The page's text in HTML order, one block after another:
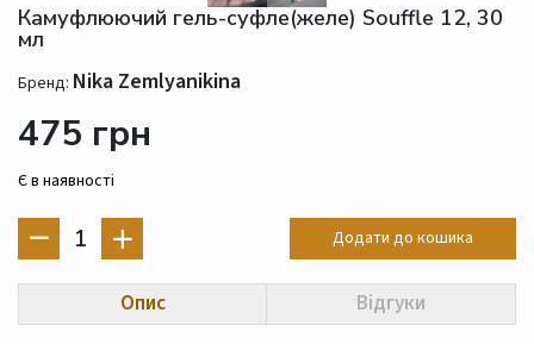
Камуфлюючий гель-суфле(желе) Souffle 12, 30
мл
Бренд: Nika Zemlyanikina
475 грн
Є в наявності
1 Додати до кошика
Опис Відгуки